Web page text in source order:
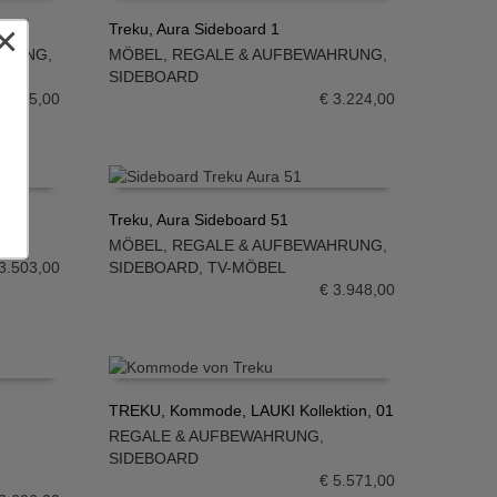
2.665,00
IN DEN WARENKORB
Treku, Aura Sideboard 1
MÖBEL
REGALE & AUFBEWAHRUNG
SIDEBOARD
€ 3.224,00
IN DEN WARENKORB
Treku, Aura Sideboard 51
MÖBEL
REGALE & AUFBEWAHRUNG
SIDEBOARD ,TV-MÖBEL
€ 3.948,00
IN DEN WARENKORB
TREKU, Kommode, LAUKI Kollektion, 01
REGALE & AUFBEWAHRUNG
SIDEBOARD
€ 5.571,00